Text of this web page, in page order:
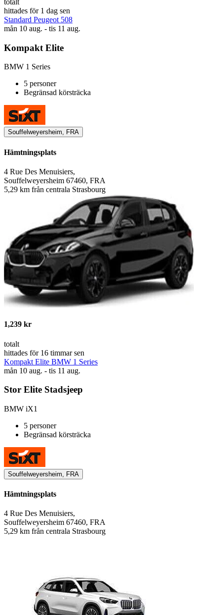
totalt
hittades för 1 dag sen
Standard Peugeot 508
mån 10 aug. - tis 11 aug.
Kompakt Elite
BMW 1 Series
5 personer
Begränsad körsträcka
Souffelweyersheim, FRA
Hämtningsplats
4 Rue Des Menuisiers,
Souffelweyersheim 67460, FRA
5,29 km från centrala Strasbourg
1,239 kr
totalt
hittades för 16 timmar sen
Kompakt Elite BMW 1 Series
mån 10 aug. - tis 11 aug.
Stor Elite Stadsjeep
BMW iX1
5 personer
Begränsad körsträcka
Souffelweyersheim, FRA
Hämtningsplats
4 Rue Des Menuisiers,
Souffelweyersheim 67460, FRA
5,29 km från centrala Strasbourg